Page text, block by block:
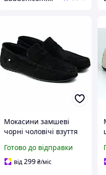
Мокасини замшеві
чорні чоловічі взуття
Avangard ETHEREAL
Black Vel BS
Готово до відправки
від 299 ₴/міс